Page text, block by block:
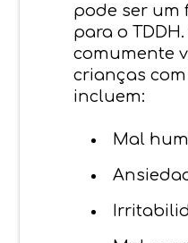
pode ser um
para o
comumente
crianças
incluem:
Mal